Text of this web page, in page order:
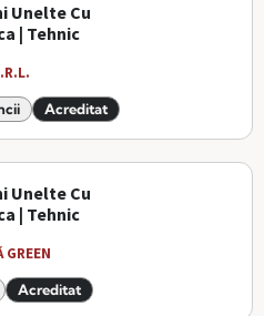
Unelte Cu
| Tehnic
Acreditat
Unelte Cu
| Tehnic
GREEN
Acreditat